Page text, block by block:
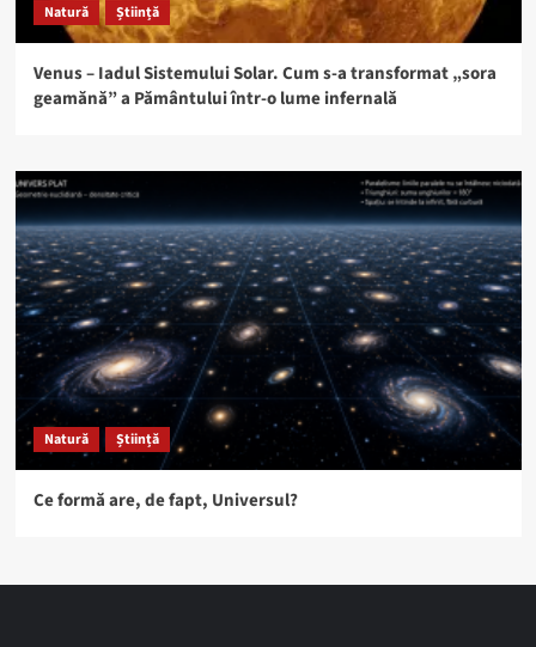
Natură Știință
Venus – Iadul Sistemului Solar. Cum s-a transformat „sora
geamănă” a Pământului într-o lume infernală
Natură Știință
Ce formă are, de fapt, Universul?